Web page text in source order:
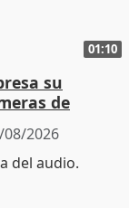
01:10
su
de
08/2026